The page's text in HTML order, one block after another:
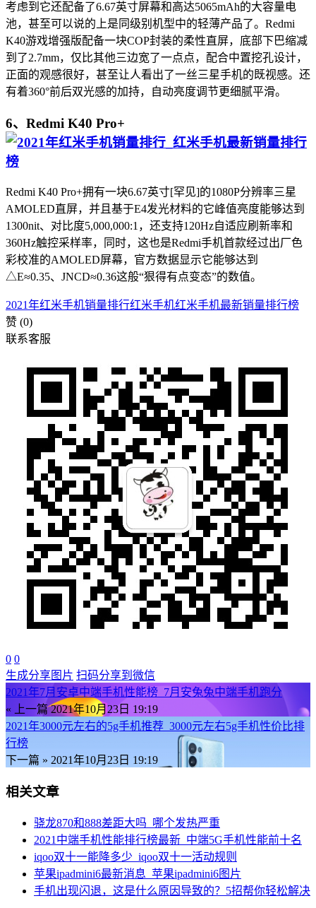
考虑到它还配备了6.67英寸屏幕和高达5065mAh的大容量电
池，甚至可以说的上是同级别机型中的轻薄产品了。Redmi
K40游戏增强版配备一块COP封装的柔性直屏，底部下巴缩减
到了2.7mm，仅比其他三边宽了一点点，配合中置挖孔设计，
正面的观感很好，甚至让人看出了一丝三星手机的既视感。还
有着360°前后双光感的加持，自动亮度调节更细腻平滑。
6、Redmi K40 Pro+
Redmi K40 Pro+拥有一块6.67英寸[罕见]的1080P分辨率三星
AMOLED直屏，并且基于E4发光材料的它峰值亮度能够达到
1300nit、对比度5,000,000:1，还支持120Hz自适应刷新率和
360Hz触控采样率，同时，这也是Redmi手机首款经过出厂色
彩校准的AMOLED屏幕，官方数据显示它能够达到
△E≈0.35、JNCD≈0.36这般“狠得有点变态”的数值。
2021年红米手机销量排行红米手机红米手机最新销量排行榜
赞 (0)
联系客服
0 0
生成分享图片 扫码分享到微信
2021年7月安卓中端手机性能榜_7月安兔兔中端手机跑分
« 上一篇 2021年10月23日 19:19
2021年3000元左右的5g手机推荐_3000元左右5g手机性价比排
行榜
下一篇 » 2021年10月23日 19:19
相关文章
骁龙870和888差距大吗_哪个发热严重
2021中端手机性能排行榜最新_中端5G手机性能前十名
iqoo双十一能降多少_iqoo双十一活动规则
苹果ipadmini6最新消息_苹果ipadmini6图片
手机出现闪退，这是什么原因导致的？5招帮你轻松解决